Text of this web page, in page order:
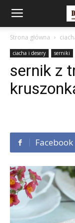
Strona główna
ciacha i desery serniki
sernik z
Facebook